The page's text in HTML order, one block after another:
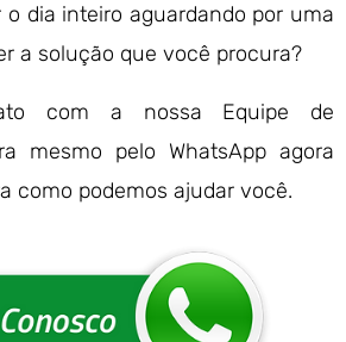
o dia inteiro aguardando por uma
a solução que você procura?
com a nossa Equipe de
mesmo pelo WhatsApp agora
como podemos ajudar você.